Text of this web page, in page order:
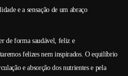
e a sensação de um abraço
de forma saudável, feliz e
felizes nem inspirados. O equilíbrio
e absorção dos nutrientes e pela